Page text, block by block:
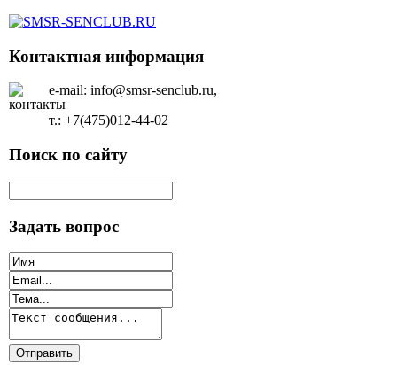
Контактная информация
e-mail: info@smsr-senclub.ru,
т.: +7(475)012-44-02
Поиск по сайту
Задать вопрос